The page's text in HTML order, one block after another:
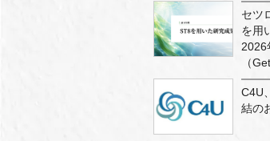
セツ
を用
2026
（
C4U
結の